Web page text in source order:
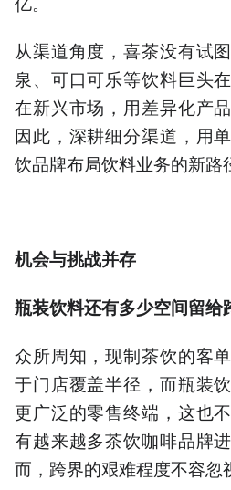
从渠道角度，喜茶没有试
泉、可口可乐等饮料巨头
在新兴市场，用差异化产
因此，深耕细分渠道，用
饮品牌布局饮料业务的新路
机会与挑战并存
瓶装饮料还有多少空间留给
众所周知，现制茶饮的客
于门店覆盖半径，而瓶装
更广泛的零售终端，这也
有越来越多茶饮咖啡品牌
而，跨界的艰难程度不容忽